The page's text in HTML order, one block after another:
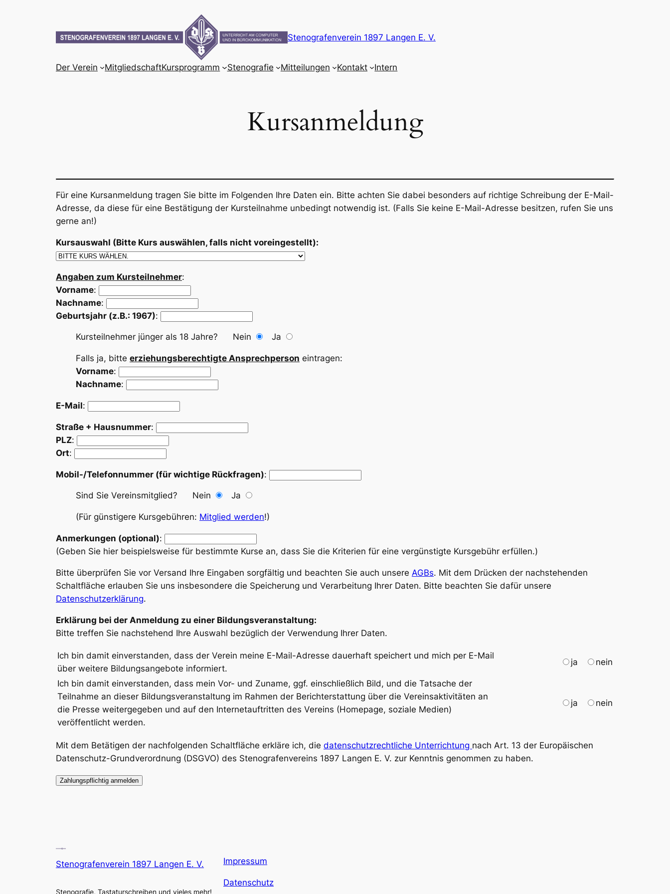
Stenografenverein 1897 Langen E. V.
Der Verein MitgliedschaftKursprogramm Stenografie Mitteilungen Kontakt Intern
Kursanmeldung
Für eine Kursanmeldung tragen Sie bitte im Folgenden Ihre Daten ein. Bitte achten Sie dabei besonders auf richtige Schreibung der E-Mail-
Adresse, da diese für eine Bestätigung der Kursteilnahme unbedingt notwendig ist. (Falls Sie keine E-Mail-Adresse besitzen, rufen Sie uns
gerne an!)
Kursauswahl (Bitte Kurs auswählen, falls nicht voreingestellt):
Angaben zum Kursteilnehmer:
Vorname:
Nachname:
Geburtsjahr (z.B.: 1967):
Kursteilnehmer jünger als 18 Jahre? Nein Ja
Falls ja, bitte erziehungsberechtigte Ansprechperson eintragen:
Vorname:
Nachname:
E-Mail:
Straße + Hausnummer:
PLZ:
Ort:
Mobil-/Telefonnummer (für wichtige Rückfragen):
Sind Sie Vereinsmitglied? Nein Ja
(Für günstigere Kursgebühren: Mitglied werden!)
Anmerkungen (optional):
(Geben Sie hier beispielsweise für bestimmte Kurse an, dass Sie die Kriterien für eine vergünstigte Kursgebühr erfüllen.)
Bitte überprüfen Sie vor Versand Ihre Eingaben sorgfältig und beachten Sie auch unsere AGBs. Mit dem Drücken der nachstehenden
Schaltfläche erlauben Sie uns insbesondere die Speicherung und Verarbeitung Ihrer Daten. Bitte beachten Sie dafür unsere
Datenschutzerklärung.
Erklärung bei der Anmeldung zu einer Bildungsveranstaltung:
Bitte treffen Sie nachstehend Ihre Auswahl bezüglich der Verwendung Ihrer Daten.
Ich bin damit einverstanden, dass der Verein meine E-Mail-Adresse dauerhaft speichert und mich per E-Mail
über weitere Bildungsangebote informiert.
ja nein
Ich bin damit einverstanden, dass mein Vor- und Zuname, ggf. einschließlich Bild, und die Tatsache der
Teilnahme an dieser Bildungsveranstaltung im Rahmen der Berichterstattung über die Vereinsaktivitäten an
die Presse weitergegeben und auf den Internetauftritten des Vereins (Homepage, soziale Medien)
veröffentlicht werden.
ja nein
Mit dem Betätigen der nachfolgenden Schaltfläche erkläre ich, die datenschutzrechtliche Unterrichtung nach Art. 13 der Europäischen
Datenschutz-Grundverordnung (DSGVO) des Stenografenvereins 1897 Langen E. V. zur Kenntnis genommen zu haben.
Stenografenverein 1897 Langen E. V.
Stenografie, Tastaturschreiben und vieles mehr!
Impressum
Datenschutz